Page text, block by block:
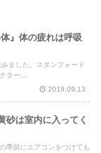
』体の疲れは呼吸
ました。スタンフォード
ター...
2019.09.13
砂は室内に入ってく
季節にエアコンをつけても